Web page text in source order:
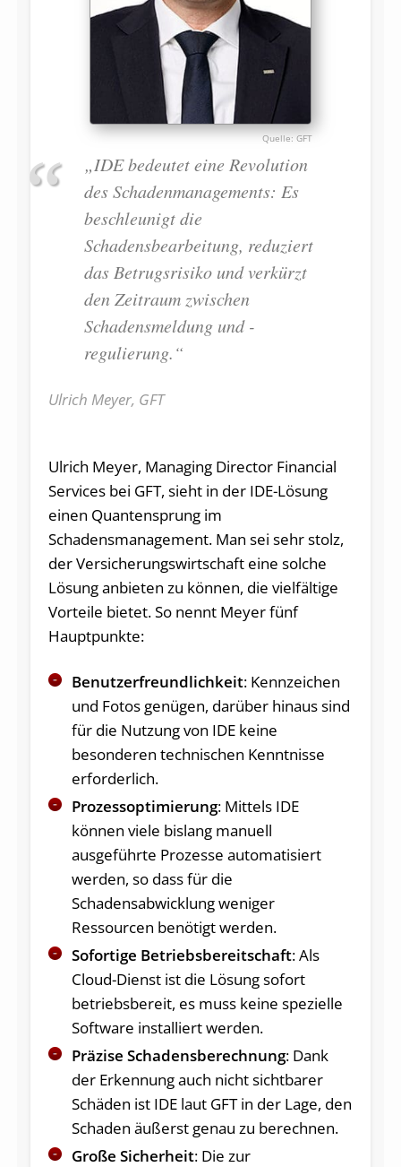
GFT
„IDE bedeutet eine Revolution
des Schadenmanagements: Es
beschleunigt die
Schadensbearbeitung, reduziert
das Betrugsrisiko und verkürzt
den Zeitraum zwischen
Schadensmeldung und -
regulierung.“
Ulrich Meyer, GFT
Ulrich Meyer, Managing Director Financial
Services bei GFT, sieht in der IDE-Lösung
einen Quantensprung im
Schadensmanagement. Man sei sehr stolz,
der Versicherungswirtschaft eine solche
Lösung anbieten zu können, die vielfältige
Vorteile bietet. So nennt Meyer fünf
Hauptpunkte:
Benutzerfreundlichkeit: Kennzeichen
und Fotos genügen, darüber hinaus sind
für die Nutzung von IDE keine
besonderen technischen Kenntnisse
erforderlich.
Prozessoptimierung: Mittels IDE
können viele bislang manuell
ausgeführte Prozesse automatisiert
werden, so dass für die
Schadensabwicklung weniger
Ressourcen benötigt werden.
Sofortige Betriebsbereitschaft: Als
Cloud-Dienst ist die Lösung sofort
betriebsbereit, es muss keine spezielle
Software installiert werden.
Präzise Schadensberechnung: Dank
der Erkennung auch nicht sichtbarer
Schäden ist IDE laut GFT in der Lage, den
Schaden äußerst genau zu berechnen.
Große Sicherheit: Die zur